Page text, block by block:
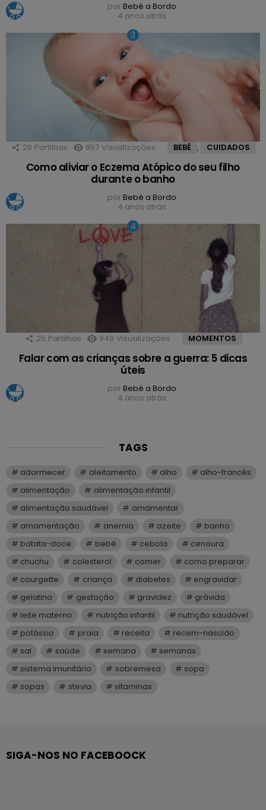
por Bebé a Bordo
4 anos atrás
28 Partilhas 857 Visualizações BEBÉ CUIDADOS
Como aliviar o Eczema Atópico do seu filho
durante o banho
por Bebé a Bordo
4 anos atrás
25 Partilhas 949 Visualizações MOMENTOS
Falar com as crianças sobre a guerra: 5 dicas
úteis
por Bebé a Bordo
4 anos atrás
TAGS
adormecer aleitamento alho
alho-francês
alimentação
alimentação infantil
alimentação saudável
amamentar
amamentação
anemia azeite
banho
batata-doce
bebé cebola
cenoura
chuchu
colesterol comer
como preparar
courgette
criança diabetes
engravidar
gelatina
gestação gravidez
grávida
leite materno
nutrição infantil
nutrição saudável
potássio
praia receita
recem-nascido
sal
saúde semana
semanas
sistema imunitário
sobremesa
sopa
sopas
stevia vitaminas
SIGA-NOS NO FACEBOOCK